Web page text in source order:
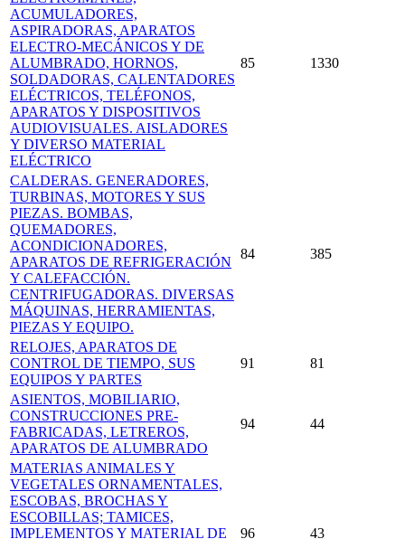
ACUMULADORES,
ASPIRADORAS, APARATOS
ELECTRO-MECÁNICOS Y DE
ALUMBRADO, HORNOS,
SOLDADORAS, CALENTADORES
ELÉCTRICOS, TELÉFONOS,
APARATOS Y DISPOSITIVOS
AUDIOVISUALES. AISLADORES
Y DIVERSO MATERIAL
ELÉCTRICO
85 1330
CALDERAS. GENERADORES,
TURBINAS, MOTORES Y SUS
PIEZAS. BOMBAS,
QUEMADORES,
ACONDICIONADORES,
APARATOS DE REFRIGERACIÓN
Y CALEFACCIÓN.
CENTRIFUGADORAS. DIVERSAS
MÁQUINAS, HERRAMIENTAS,
PIEZAS Y EQUIPO.
84 385
RELOJES, APARATOS DE
CONTROL DE TIEMPO, SUS
EQUIPOS Y PARTES
91 81
ASIENTOS, MOBILIARIO,
CONSTRUCCIONES PRE-
FABRICADAS, LETREROS,
APARATOS DE ALUMBRADO
94 44
MATERIAS ANIMALES Y
VEGETALES ORNAMENTALES,
ESCOBAS, BROCHAS Y
ESCOBILLAS; TAMICES,
IMPLEMENTOS Y MATERIAL DE
96 43